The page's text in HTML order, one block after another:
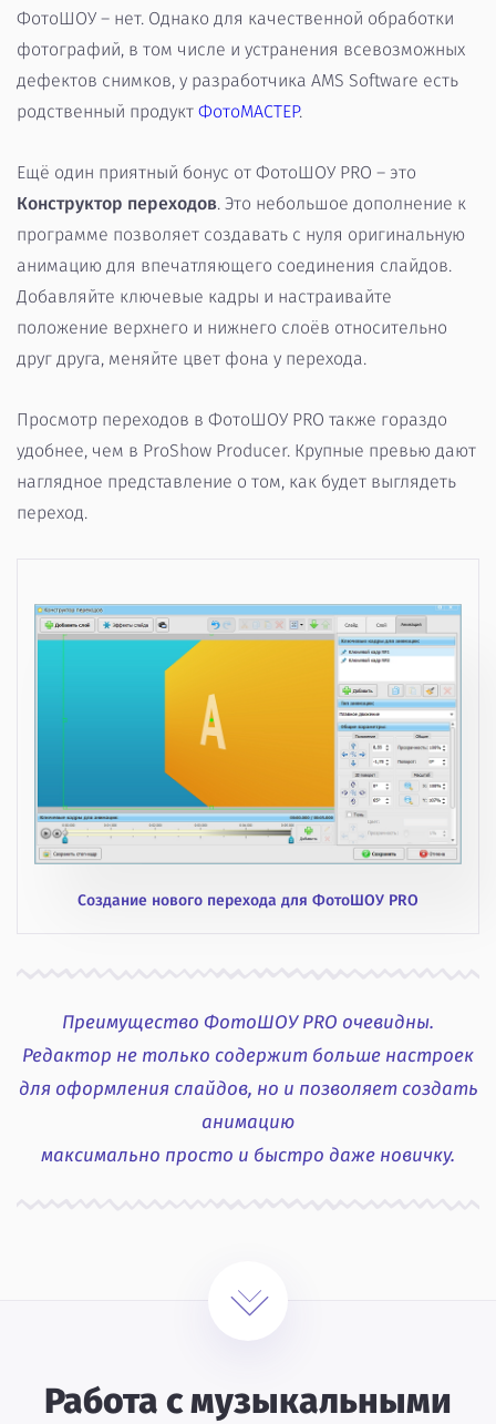
ФотоШОУ – нет. Однако для качественной обработки
фотографий, в том числе и устранения всевозможных
дефектов снимков, у разработчика AMS Software есть
родственный продукт ФотоМАСТЕР.
Ещё один приятный бонус от ФотоШОУ PRO – это
Конструктор переходов. Это небольшое дополнение к
программе позволяет создавать с нуля оригинальную
анимацию для впечатляющего соединения слайдов.
Добавляйте ключевые кадры и настраивайте
положение верхнего и нижнего слоёв относительно
друг друга, меняйте цвет фона у перехода.
Просмотр переходов в ФотоШОУ PRO также гораздо
удобнее, чем в ProShow Producer. Крупные превью дают
наглядное представление о том, как будет выглядеть
переход.
Создание нового перехода для ФотоШОУ PRO
Преимущество ФотоШОУ PRO очевидны.
Редактор не только содержит больше настроек
для оформления слайдов, но и позволяет создать
анимацию
максимально просто и быстро даже новичку.
Работа с музыкальными